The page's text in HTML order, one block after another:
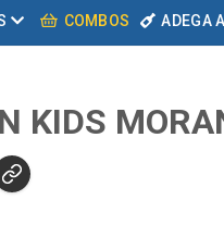
COMBOS ADEGA
KIDS